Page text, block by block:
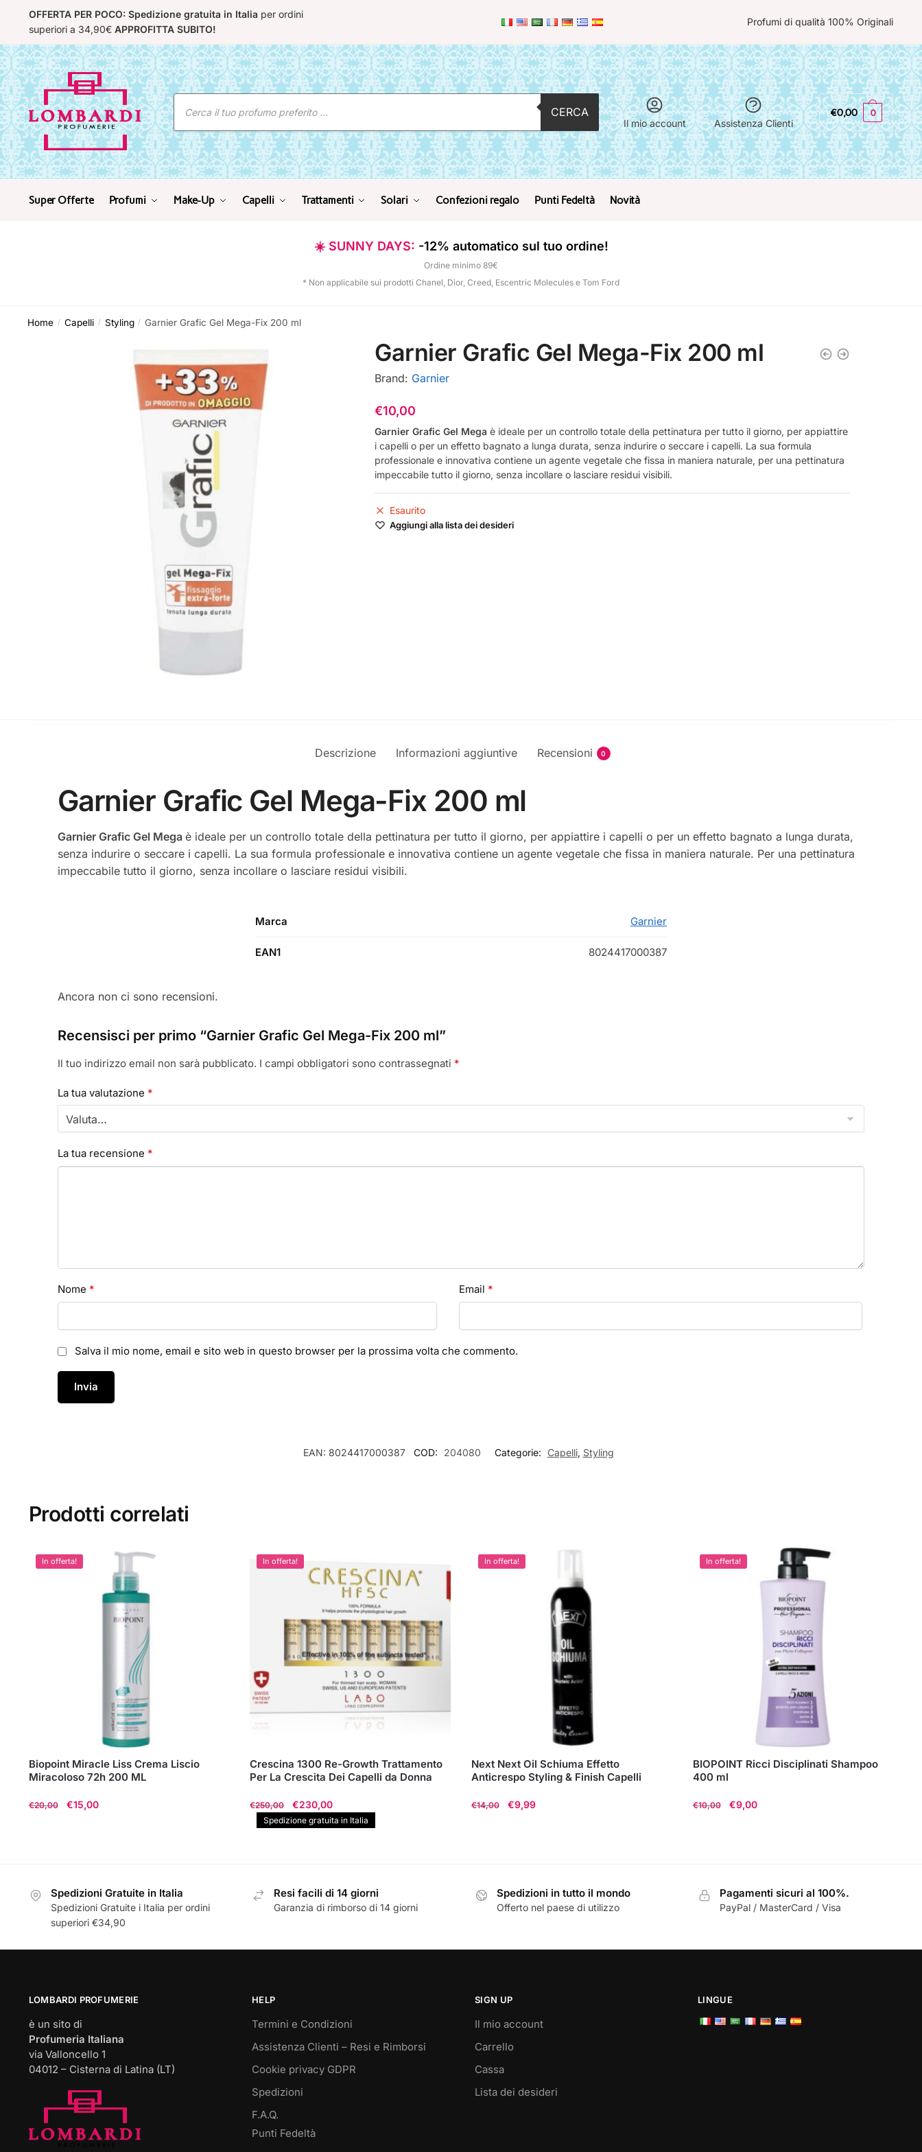
navigation
content
OFFERTA PER POCO: Spedizione gratuita in Italia per ordini
superiori a 34,90€ APPROFITTA SUBITO!
Profumi di qualità 100% Originali
Ricerca
prodotti
CERCA
Il mio account Assistenza Clienti
€0,00 0
Super Offerte Profumi Make-Up Capelli Trattamenti Solari Confezioni regalo Punti Fedeltà Novità
☀️ SUNNY DAYS: -12% automatico sul tuo ordine!
Ordine minimo 89€
* Non applicabile sui prodotti Chanel, Dior, Creed, Escentric Molecules e Tom Ford
Home / Capelli / Styling / Garnier Grafic Gel Mega-Fix 200 ml
Garnier Grafic Gel Mega-Fix 200 ml
Brand: Garnier
€10,00
Garnier Grafic Gel Mega è ideale per un controllo totale della pettinatura per tutto il giorno, per appiattire
i capelli o per un effetto bagnato a lunga durata, senza indurire o seccare i capelli. La sua formula
professionale e innovativa contiene un agente vegetale che fissa in maniera naturale, per una pettinatura
impeccabile tutto il giorno, senza incollare o lasciare residui visibili.
Esaurito
Aggiungi alla lista dei desideri
Descrizione Informazioni aggiuntive Recensioni 0
Garnier Grafic Gel Mega-Fix 200 ml
Garnier Grafic Gel Mega è ideale per un controllo totale della pettinatura per tutto il giorno, per appiattire i capelli o per un effetto bagnato a lunga durata,
senza indurire o seccare i capelli. La sua formula professionale e innovativa contiene un agente vegetale che fissa in maniera naturale. Per una pettinatura
impeccabile tutto il giorno, senza incollare o lasciare residui visibili.
Marca Garnier
EAN1 8024417000387
Ancora non ci sono recensioni.
Recensisci per primo “Garnier Grafic Gel Mega-Fix 200 ml”
Il tuo indirizzo email non sarà pubblicato. I campi obbligatori sono contrassegnati *
La tua valutazione *
La tua recensione *
Nome * Email *
Salva il mio nome, email e sito web in questo browser per la prossima volta che commento.
EAN: 8024417000387 COD: 204080 Categorie: Capelli, Styling
Prodotti correlati
In offerta!
Biopoint Miracle Liss Crema Liscio
Miracoloso 72h 200 ML
€20,00
Il
€15,00
In offerta!
Crescina 1300 Re-Growth Trattamento
Per La Crescita Dei Capelli da Donna
€250,00
Il
prezzo
€230,00
prezzo
Spedizione gratuita in Italia
In offerta!
Next Next Oil Schiuma Effetto
Anticrespo Styling & Finish Capelli
€14,00
Il
€9,99
In offerta!
BIOPOINT Ricci Disciplinati Shampoo
400 ml
€10,00
Il
€9,00
Spedizioni Gratuite in Italia
Spedizioni Gratuite i Italia per ordini
superiori €34,90
Resi facili di 14 giorni
Garanzia di rimborso di 14 giorni
Spedizioni in tutto il mondo
Offerto nel paese di utilizzo
Pagamenti sicuri al 100%.
PayPal / MasterCard / Visa
LOMBARDI PROFUMERIE
è un sito di
Profumeria Italiana
via Valloncello 1
04012 – Cisterna di Latina (LT)
HELP
Termini e Condizioni
Assistenza Clienti – Resi e Rimborsi
Cookie privacy GDPR
Spedizioni
F.A.Q.
Punti Fedeltà
SIGN UP
Il mio account
Carrello
Cassa
Lista dei desideri
LINGUE